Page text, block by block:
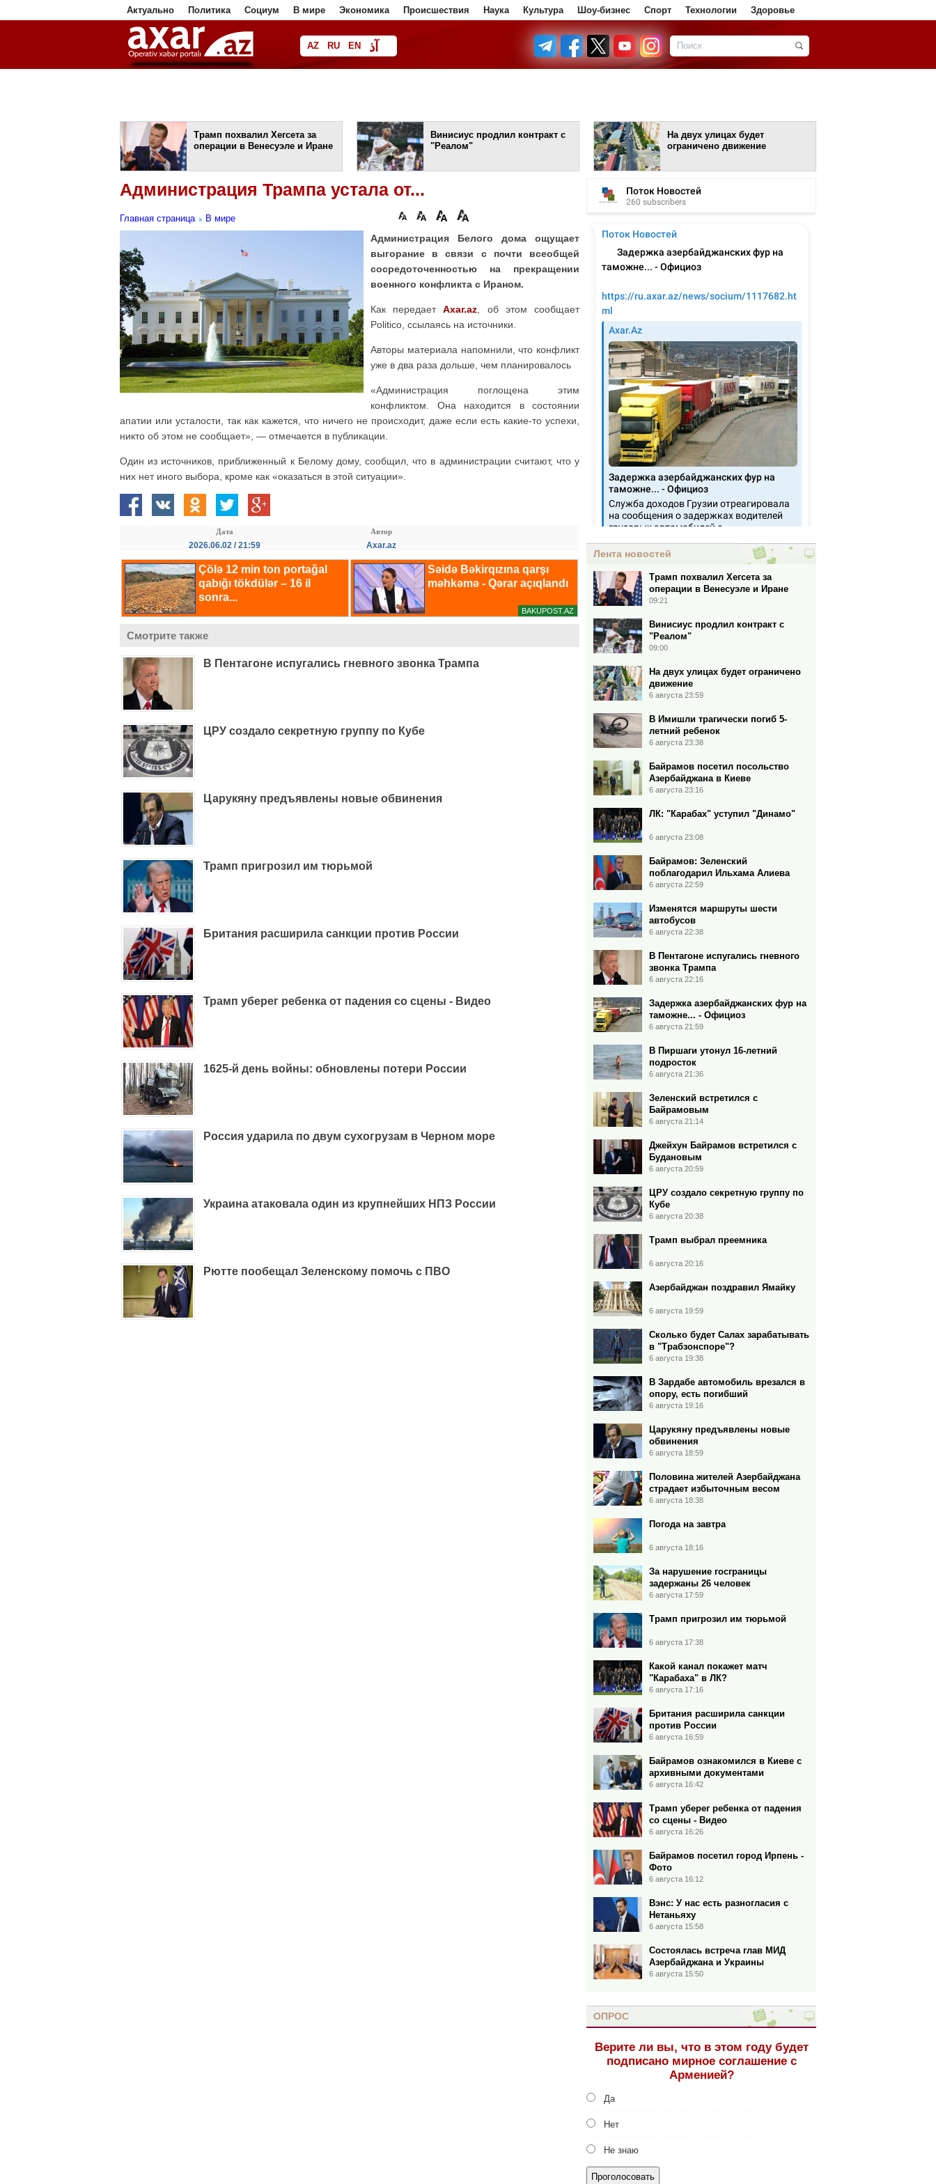
Актуально Политика Социум В мире Экономика Происшествия Наука Культура Шоу-бизнес Спорт Технологии Здоровье
AZ RU EN آذ
فا
Трамп похвалил Хегсета за
операции в Венесуэле и Иране
Винисиус продлил контракт с
"Реалом"
На двух улицах будет
ограничено движение
Администрация Трампа устала от...
Главная страница В мире
Администрация Белого дома ощущает
выгорание в связи с почти всеобщей
сосредоточенностью на прекращении
военного конфликта с Ираном.
Как передаетAxar.az , об этом сообщает
Politico, ссылаясь на источники.
Авторы материала напомнили, что конфликт
уже в два раза дольше, чем планировалось
«Администрация поглощена этим
конфликтом. Она находится в состоянии
апатии или усталости, так как кажется, что ничего не происходит, даже если есть какие-то успехи,
никто об этом не сообщает», — отмечается в публикации.
Один из источников, приближенный к Белому дому, сообщил, что в администрации считают, что у
них нет иного выбора, кроме как «оказаться в этой ситуации».
Дата
2026.06.02 / 21:59
Автор
Axar.az
Смотрите также
В Пентагоне испугались гневного звонка Трампа
ЦРУ создало секретную группу по Кубе
Царукяну предъявлены новые обвинения
Трамп пригрозил им тюрьмой
Британия расширила санкции против России
Трамп уберег ребенка от падения со сцены - Видео
1625-й день войны: обновлены потери России
Россия ударила по двум сухогрузам в Черном море
Украина атаковала один из крупнейших НПЗ России
Рютте пообещал Зеленскому помочь с ПВО
Лента новостей
Трамп похвалил Хегсета за
операции в Венесуэле и Иране
09:21
Винисиус продлил контракт с
"Реалом"
09:00
На двух улицах будет ограничено
движение
6 августа 23:59
В Имишли трагически погиб 5-
летний ребенок
6 августа 23:38
Байрамов посетил посольство
Азербайджана в Киеве
6 августа 23:16
ЛК: "Карабах" уступил "Динамо"
6 августа 23:08
Байрамов: Зеленский
поблагодарил Ильхама Алиева
6 августа 22:59
Изменятся маршруты шести
автобусов
6 августа 22:38
В Пентагоне испугались гневного
звонка Трампа
6 августа 22:16
Задержка азербайджанских фур на
таможне... - Официоз
6 августа 21:59
В Пиршаги утонул 16-летний
подросток
6 августа 21:36
Зеленский встретился с
Байрамовым
6 августа 21:14
Джейхун Байрамов встретился с
Будановым
6 августа 20:59
ЦРУ создало секретную группу по
Кубе
6 августа 20:38
Трамп выбрал преемника
6 августа 20:16
Азербайджан поздравил Ямайку
6 августа 19:59
Сколько будет Салах зарабатывать
в "Трабзонспоре"?
6 августа 19:38
В Зардабе автомобиль врезался в
опору, есть погибший
6 августа 19:16
Царукяну предъявлены новые
обвинения
6 августа 18:59
Половина жителей Азербайджана
страдает избыточным весом
6 августа 18:38
Погода на завтра
6 августа 18:16
За нарушение госграницы
задержаны 26 человек
6 августа 17:59
Трамп пригрозил им тюрьмой
6 августа 17:38
Какой канал покажет матч
"Карабаха" в ЛК?
6 августа 17:16
Британия расширила санкции
против России
6 августа 16:59
Байрамов ознакомился в Киеве с
архивными документами
6 августа 16:42
Трамп уберег ребенка от падения
со сцены - Видео
6 августа 16:26
Байрамов посетил город Ирпень -
Фото
6 августа 16:12
Вэнс: У нас есть разногласия с
Нетаньяху
6 августа 15:58
Состоялась встреча глав МИД
Азербайджана и Украины
6 августа 15:50
ОПРОС
Верите ли вы, что в этом году будет
подписано мирное соглашение с
Арменией?
Да
Нет
Не знаю